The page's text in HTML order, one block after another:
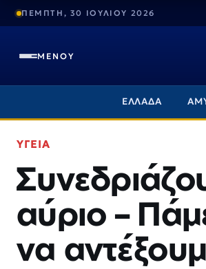
ΠΕΜΠΤΗ, 30 ΙΟΥΛΙΟΥ 2026
ΜΕΝΟΥ
ΕΛΛΑΔΑ
ΥΓΕΙΑ
αύριο –
να